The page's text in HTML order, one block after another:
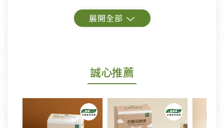
鑑賞期商品說明：
若您購買的商品有下列「不適用七天鑑賞期商品」情
形者，除商品瑕疵以外，恕不接受退換貨.
依消保法之規定提供該商品七天免費鑑賞期(含例假
日)的服務，原則上若商品未經使用或被汙損(除商品
瑕疵)，一般皆可申請退換貨。
誠心推薦